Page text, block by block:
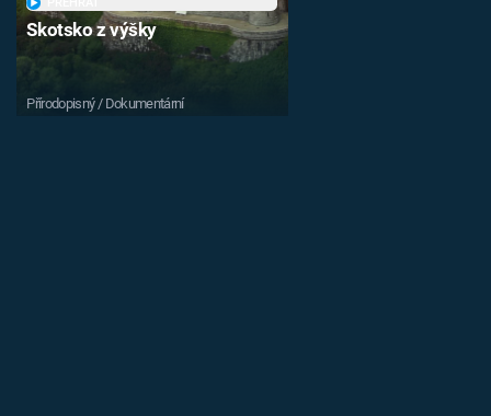
Skotsko z výšky
Přírodopisný / Dokumentární